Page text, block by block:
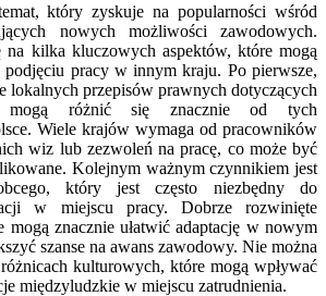
który zyskuje na popularności wśród
nowych możliwości zawodowych.
na kilka kluczowych aspektów, które mogą
podjęciu pracy w innym kraju. Po pierwsze,
lokalnych przepisów prawnych dotyczących
mogą różnić się znacznie od tych
Wiele krajów wymaga od pracowników
wiz lub zezwoleń na pracę, co może być
Kolejnym ważnym czynnikiem jest
który jest często niezbędny do
w miejscu pracy. Dobrze rozwinięte
mogą znacznie ułatwić adaptację w nowym
szanse na awans zawodowy. Nie można
kulturowych, które mogą wpływać
międzyludzkie w miejscu zatrudnienia.